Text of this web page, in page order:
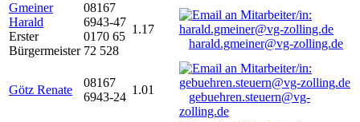
Gmeiner
Harald
Erster
Bürgermeister
08167
6943-47
0170 65
72 528
1.17
harald.gmeiner@vg-zolling.de
Götz Renate
08167
6943-24
1.01
gebuehren.steuern@vg-
zolling.de